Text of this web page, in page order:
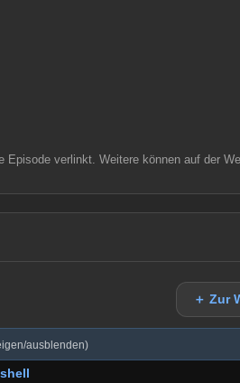
Episode verlinkt. Weitere können auf der
＋ Zur
ausblenden)